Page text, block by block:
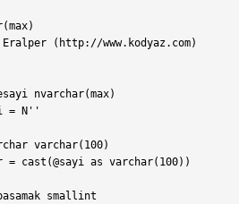
(http://www.kodyaz.com)
nvarchar(max)
= N''
varchar(100)
= cast(@sayi as varchar(100))
smallint